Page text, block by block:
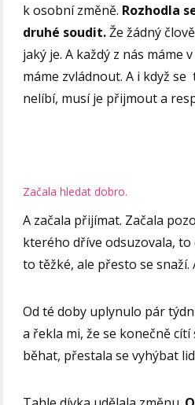
k osobní změně. Rozhodla
druhé soudit.Že žádný
jaký je. A každý z nás máme
máme zvládnout. A i když
nelíbí, musí je přijmout a
Začala hledat dobro.
A začala přijímat. Začala
kterého dříve odsuzovala,
to těžké, ale přesto se snaží.
Od té doby uplynulo pár
a řekla mi, že se konečně cítí
běhat, přestala se vyhýbat